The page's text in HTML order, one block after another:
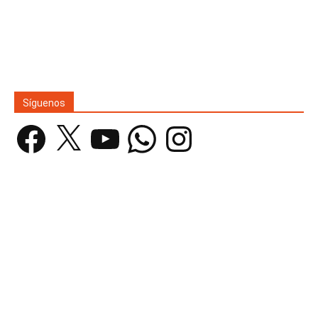
Síguenos
Facebook YouTube WhatsAppInstagram